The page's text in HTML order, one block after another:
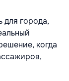
для города,
когда